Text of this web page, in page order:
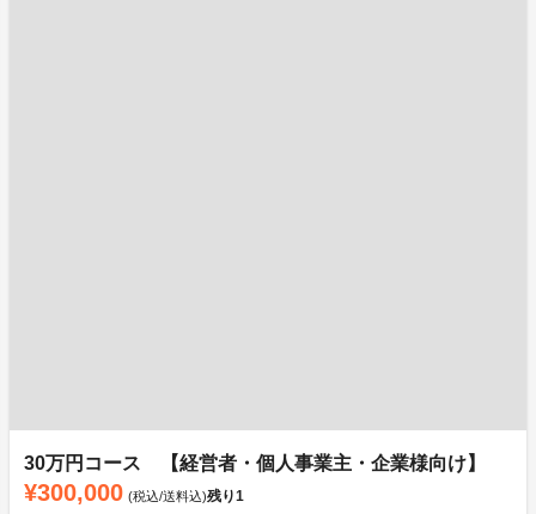
30万円コース 【経営者・個人事業主・企業様向け】
¥300,000 (税込/送料込)残り1